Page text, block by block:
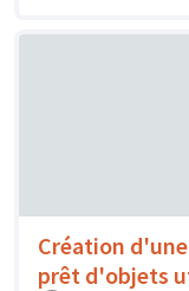
Création
prêt d'objets